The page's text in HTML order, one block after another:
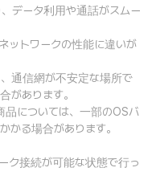
データ利用や通話がスムー
ットワークの性能に違いが
通信網が不安定な場所で
があります。
品については、一部のOSバ
かる場合があります。
ク接続が可能な状態で行っ